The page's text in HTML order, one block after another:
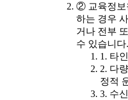
② 교육정보
하는 경우
거나 전부
수 있습니다.
1. 타
2. 다
정적
3. 수